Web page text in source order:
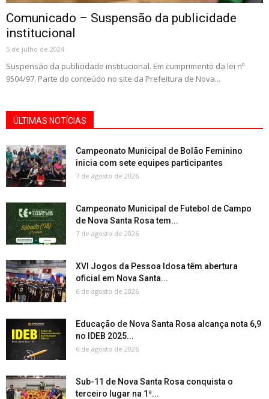
Comunicado – Suspensão da publicidade
institucional
5 de julho de 2024
Suspensão da publicidade institucional. Em cumprimento da lei nº
9504/97. Parte do conteúdo no site da Prefeitura de Nova...
ÚLTIMAS NOTÍCIAS
Campeonato Municipal de Bolão Feminino
inicia com sete equipes participantes
7 de agosto de 2026
Campeonato Municipal de Futebol de Campo
de Nova Santa Rosa tem...
7 de agosto de 2026
XVI Jogos da Pessoa Idosa têm abertura
oficial em Nova Santa...
6 de agosto de 2026
Educação de Nova Santa Rosa alcança nota 6,9
no IDEB 2025...
6 de agosto de 2026
Sub-11 de Nova Santa Rosa conquista o
terceiro lugar na 1ª...